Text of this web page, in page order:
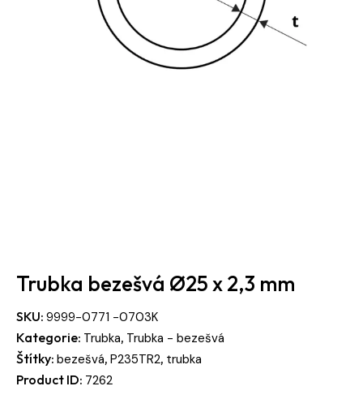
Trubka bezešvá Ø25 x 2,3 mm
SKU: 9999-0771 -0703K
Kategorie: Trubka, Trubka - bezešvá
Štítky: bezešvá, P235TR2, trubka
Product ID: 7262